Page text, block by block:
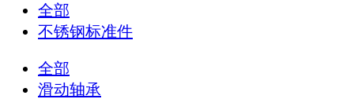
全部
不锈钢标准件
全部
滑动轴承